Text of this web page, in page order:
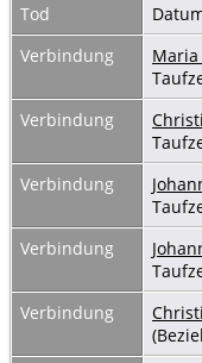
Tod
Verbindung
Verbindung
Verbindung
Verbindung
Verbindung